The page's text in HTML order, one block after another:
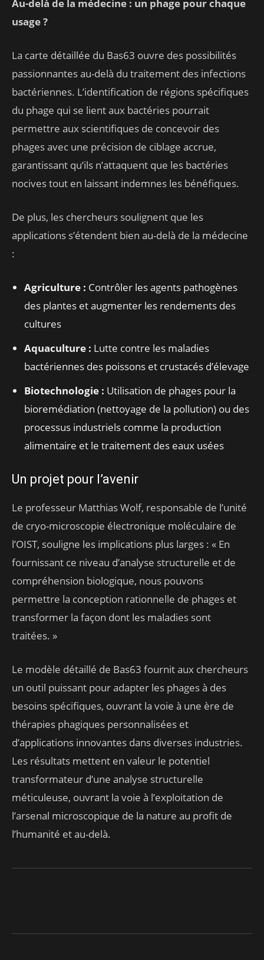
Au-delà de la médecine : un phage pour chaque
usage ?
La carte détaillée du Bas63 ouvre des possibilités
passionnantes au-delà du traitement des infections
bactériennes. L’identification de régions spécifiques
du phage qui se lient aux bactéries pourrait
permettre aux scientifiques de concevoir des
phages avec une précision de ciblage accrue,
garantissant qu’ils n’attaquent que les bactéries
nocives tout en laissant indemnes les bénéfiques.
De plus, les chercheurs soulignent que les
applications s’étendent bien au-delà de la médecine
:
Agriculture : Contrôler les agents pathogènes
des plantes et augmenter les rendements des
cultures
Aquaculture : Lutte contre les maladies
bactériennes des poissons et crustacés d’élevage
Biotechnologie : Utilisation de phages pour la
bioremédiation (nettoyage de la pollution) ou des
processus industriels comme la production
alimentaire et le traitement des eaux usées
Un projet pour l’avenir
Le professeur Matthias Wolf, responsable de l’unité
de cryo-microscopie électronique moléculaire de
l’OIST, souligne les implications plus larges : « En
fournissant ce niveau d’analyse structurelle et de
compréhension biologique, nous pouvons
permettre la conception rationnelle de phages et
transformer la façon dont les maladies sont
traitées. »
Le modèle détaillé de Bas63 fournit aux chercheurs
un outil puissant pour adapter les phages à des
besoins spécifiques, ouvrant la voie à une ère de
thérapies phagiques personnalisées et
d’applications innovantes dans diverses industries.
Les résultats mettent en valeur le potentiel
transformateur d’une analyse structurelle
méticuleuse, ouvrant la voie à l’exploitation de
l’arsenal microscopique de la nature au profit de
l’humanité et au-delà.